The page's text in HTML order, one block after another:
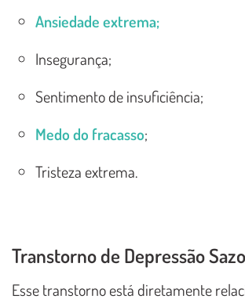
Ansiedade extrema;
Insegurança;
Sentimento de insuficiência;
Medo do fracasso;
Tristeza extrema.
Transtorno de Depressão
Esse transtorno está diretamente